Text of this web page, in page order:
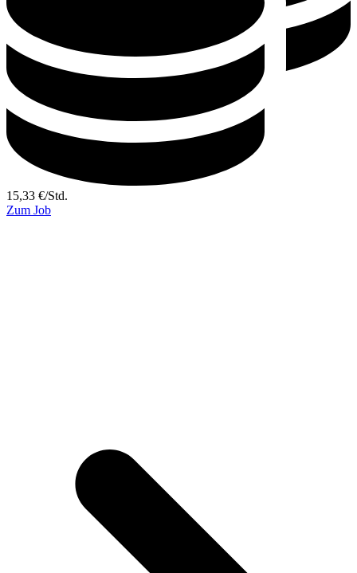
15,33 €/Std.
Zum Job